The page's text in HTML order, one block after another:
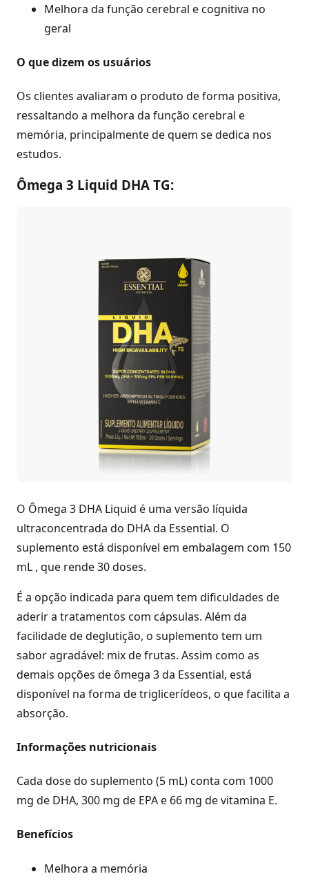
Melhora da função cerebral e cognitiva no
geral
O que dizem os usuários
Os clientes avaliaram o produto de forma positiva,
ressaltando a melhora da função cerebral e
memória, principalmente de quem se dedica nos
estudos.
Ômega 3 Liquid DHA TG:
O Ômega 3 DHA Liquid é uma versão líquida
ultraconcentrada do DHA da Essential. O
suplemento está disponível em embalagem com 150
mL , que rende 30 doses.
É a opção indicada para quem tem dificuldades de
aderir a tratamentos com cápsulas. Além da
facilidade de deglutição, o suplemento tem um
sabor agradável: mix de frutas. Assim como as
demais opções de ômega 3 da Essential, está
disponível na forma de triglicerídeos, o que facilita a
absorção.
Informações nutricionais
Cada dose do suplemento (5 mL) conta com 1000
mg de DHA, 300 mg de EPA e 66 mg de vitamina E.
Benefícios
Melhora a memória